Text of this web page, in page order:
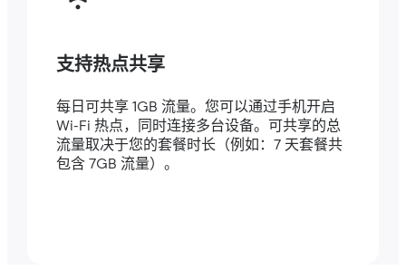
支持热点共享
每日可共享 1GB 流量。您可以通过手机开启
Wi-Fi 热点，同时连接多台设备。可共享的总
流量取决于您的套餐时长（例如：7 天套餐共
包含 7GB 流量）。